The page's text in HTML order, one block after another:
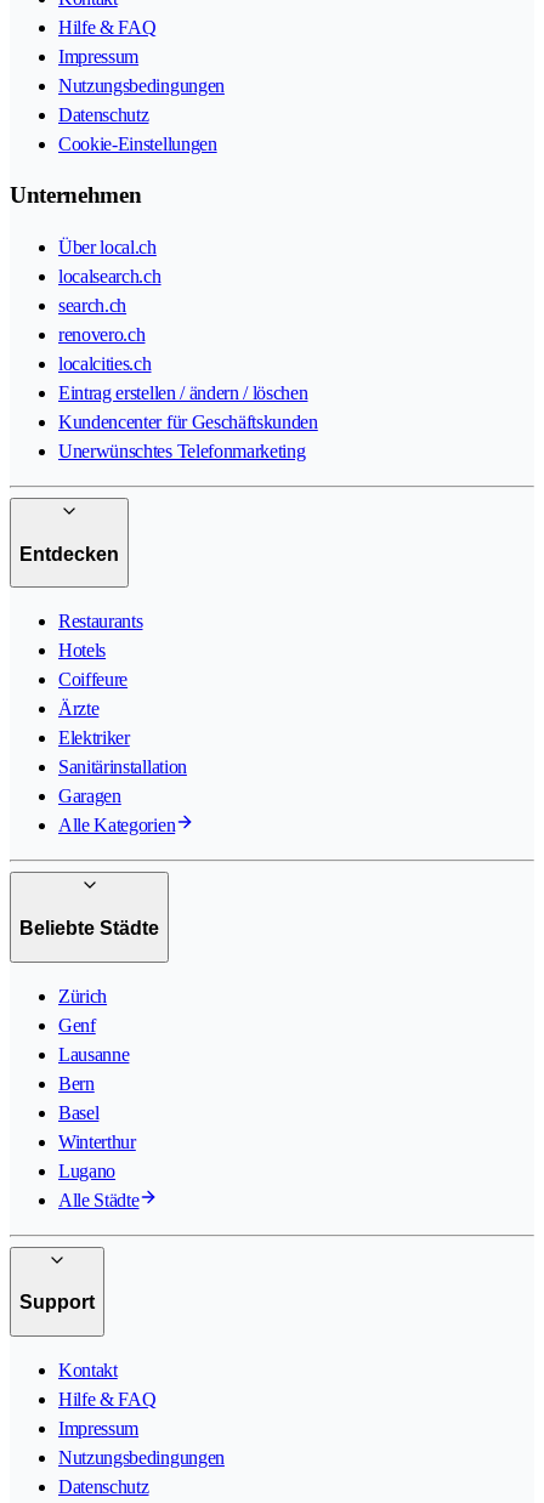
Hilfe & FAQ
Impressum
Nutzungsbedingungen
Datenschutz
Cookie-Einstellungen
Unternehmen
Über local.ch
localsearch.ch
search.ch
renovero.ch
localcities.ch
Eintrag erstellen / ändern / löschen
Kundencenter für Geschäftskunden
Unerwünschtes Telefonmarketing
Entdecken
Restaurants
Hotels
Coiffeure
Ärzte
Elektriker
Sanitärinstallation
Garagen
Alle Kategorien
Beliebte Städte
Zürich
Genf
Lausanne
Bern
Basel
Winterthur
Lugano
Alle Städte
Support
Kontakt
Hilfe & FAQ
Impressum
Nutzungsbedingungen
Datenschutz